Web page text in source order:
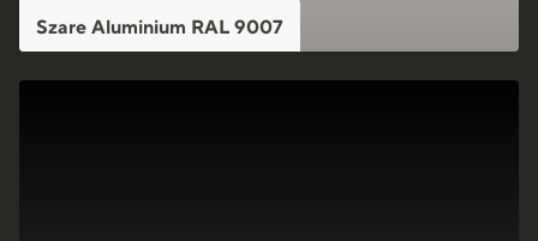
Szare Aluminium RAL 9007